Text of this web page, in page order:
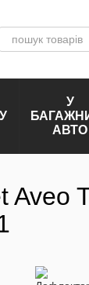
У
АВТО